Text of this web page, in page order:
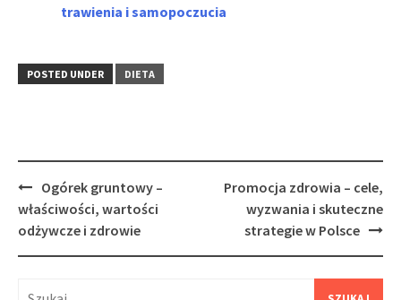
trawienia i samopoczucia
POSTED UNDER DIETA
Post
navigation
Ogórek gruntowy –
właściwości, wartości
odżywcze i zdrowie
Promocja zdrowia – cele,
wyzwania i skuteczne
strategie w Polsce